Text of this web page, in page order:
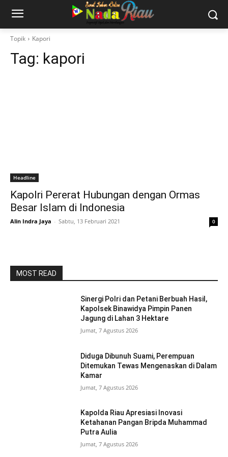
Topik Kapori
Tag: kapori
Headline
Kapolri Pererat Hubungan dengan Ormas
Besar Islam di Indonesia
Alin Indra Jaya - Sabtu, 13 Februari 2021 0
MOST READ
Sinergi Polri dan Petani Berbuah Hasil,
Kapolsek Binawidya Pimpin Panen
Jagung di Lahan 3 Hektare
Jumat, 7 Agustus 2026
Diduga Dibunuh Suami, Perempuan
Ditemukan Tewas Mengenaskan di Dalam
Kamar
Jumat, 7 Agustus 2026
Kapolda Riau Apresiasi Inovasi
Ketahanan Pangan Bripda Muhammad
Putra Aulia
Jumat, 7 Agustus 2026